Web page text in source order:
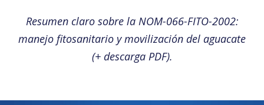
Resumen claro sobre la NOM-066-FITO-2002:
manejo fitosanitario y movilización del aguacate
(+ descarga PDF).